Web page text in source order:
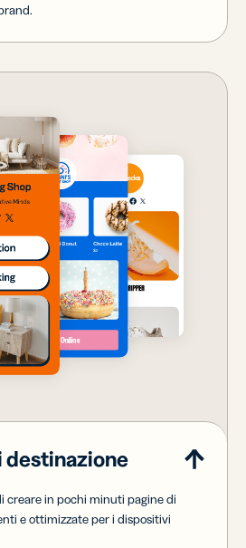
destinazione
creare in pochi minuti pagine di
e ottimizzate per i dispositivi